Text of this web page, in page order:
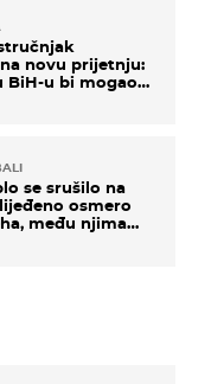
novu prijetnju:
BiH-u bi mogao
se srušilo na
osmero
među njima